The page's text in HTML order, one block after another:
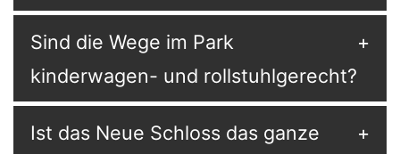
Sind die Wege im Park
kinderwagen- und rollstuhlgerecht?
Ist das Neue Schloss das ganze